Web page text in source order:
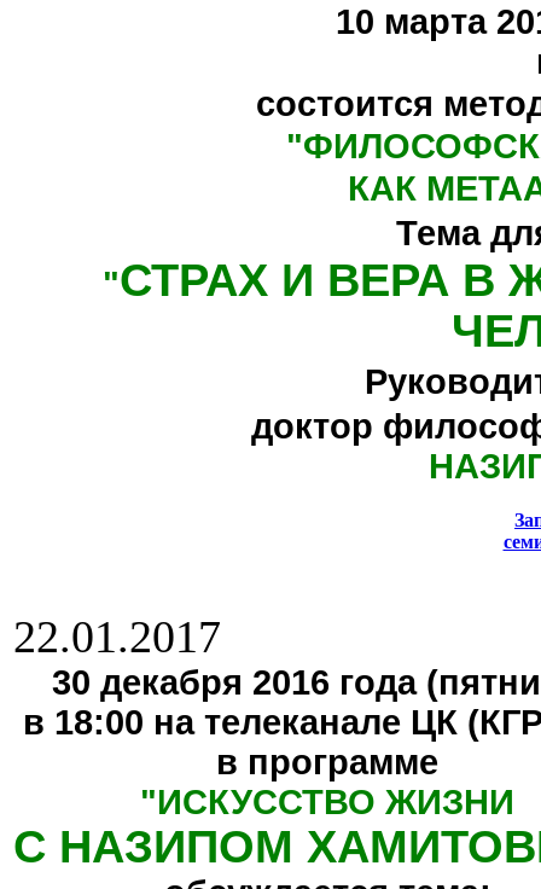
10 марта
состоится
"
КАК
Тема
"СТРАХ И ВЕРА В
доктор
22.01.2017
30 декабря 2016 года
в 18:00 на телеканале ЦК
в программе
"ИСКУССТВО ЖИЗНИ
С НАЗИПОМ